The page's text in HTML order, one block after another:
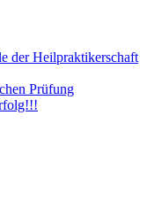
der Heilpraktikerschaft
Prüfung